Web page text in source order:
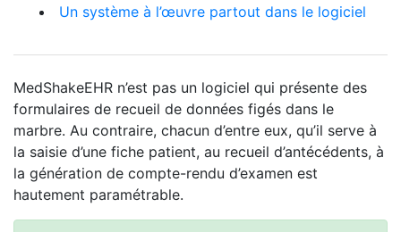
Un système à l’œuvre partout dans le logiciel
MedShakeEHR n’est pas un logiciel qui présente des
formulaires de recueil de données figés dans le
marbre. Au contraire, chacun d’entre eux, qu’il serve à
la saisie d’une fiche patient, au recueil d’antécédents, à
la génération de compte-rendu d’examen est
hautement paramétrable.